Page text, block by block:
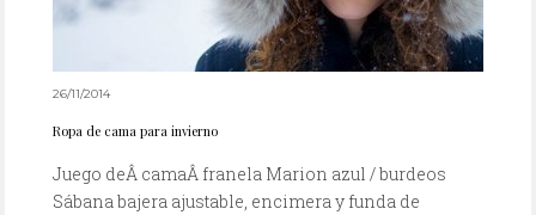
26/11/2014
Ropa de cama para invierno
Juego deÂ camaÂ franela Marion azul / burdeos
Sábana bajera ajustable, encimera y funda de